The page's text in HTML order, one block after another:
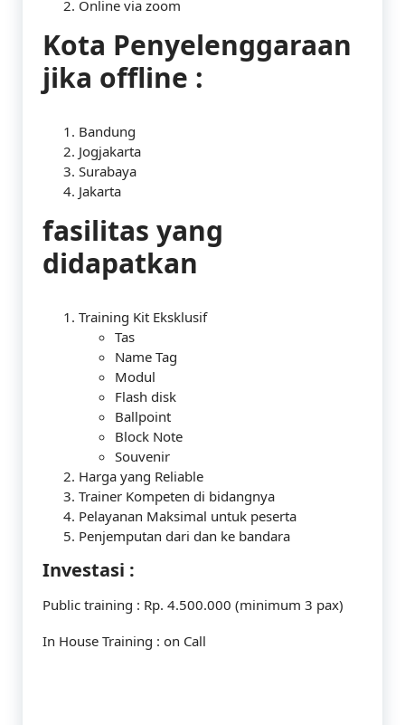
Online via zoom
Kota Penyelenggaraan
jika offline :
Bandung
Jogjakarta
Surabaya
Jakarta
fasilitas yang
didapatkan
Training Kit Eksklusif
Tas
Name Tag
Modul
Flash disk
Ballpoint
Block Note
Souvenir
Harga yang Reliable
Trainer Kompeten di bidangnya
Pelayanan Maksimal untuk peserta
Penjemputan dari dan ke bandara
Investasi :
Public training : Rp. 4.500.000 (minimum 3 pax)
In House Training : on Call